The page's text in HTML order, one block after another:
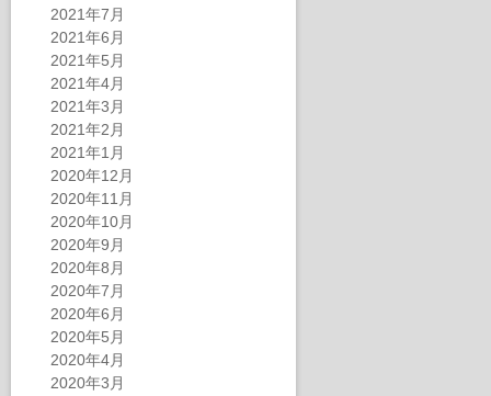
2021年7月
2021年6月
2021年5月
2021年4月
2021年3月
2021年2月
2021年1月
2020年12月
2020年11月
2020年10月
2020年9月
2020年8月
2020年7月
2020年6月
2020年5月
2020年4月
2020年3月